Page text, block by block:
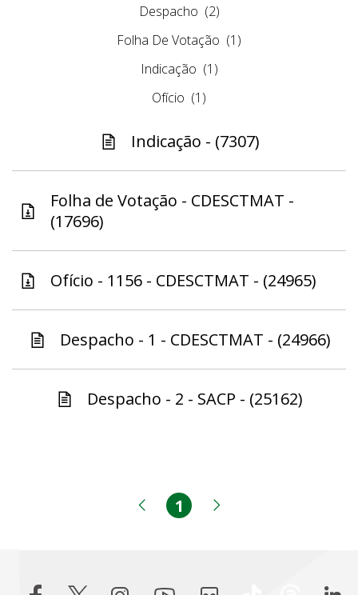
Despacho (2)
Folha De Votação (1)
Indicação (1)
Ofício (1)
Indicação - (7307)
Folha de Votação - CDESCTMAT -
(17696)
Ofício - 1156 - CDESCTMAT - (24965)
Despacho - 1 - CDESCTMAT - (24966)
Despacho - 2 - SACP - (25162)
Página anterior
Página
1